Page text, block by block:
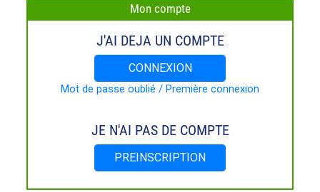
Mon compte
J'AI DEJA UN COMPTE
CONNEXION
Mot de passe oublié / Première connexion
JE N'AI PAS DE COMPTE
PREINSCRIPTION